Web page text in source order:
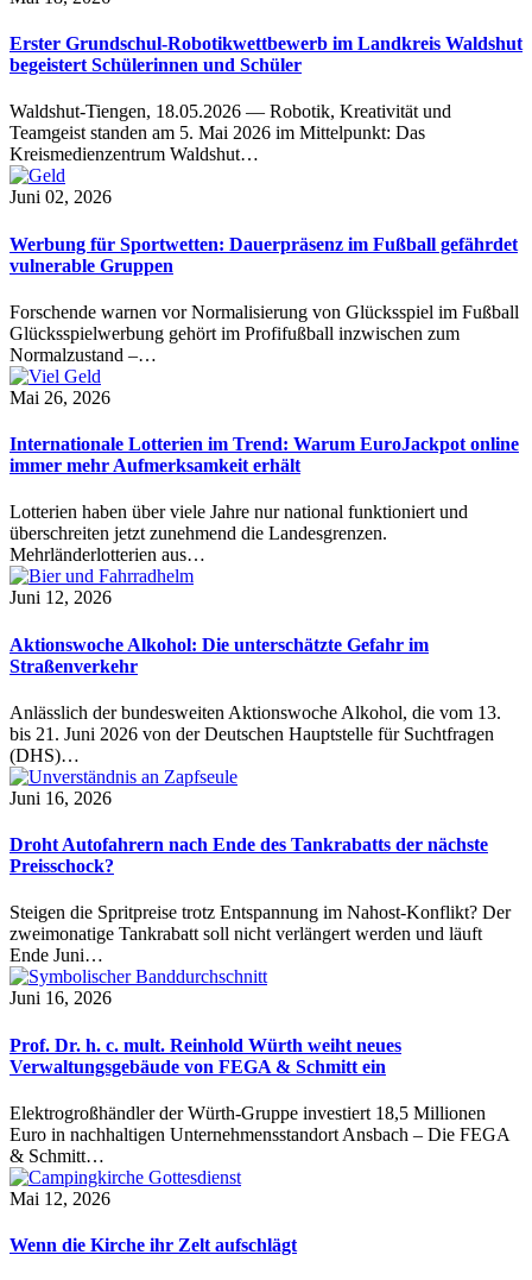
Erster Grundschul-Robotikwettbewerb im Landkreis Waldshut
begeistert Schülerinnen und Schüler
Waldshut-Tiengen, 18.05.2026 — Robotik, Kreativität und
Teamgeist standen am 5. Mai 2026 im Mittelpunkt: Das
Kreismedienzentrum Waldshut…
Juni 02, 2026
Werbung für Sportwetten: Dauerpräsenz im Fußball gefährdet
vulnerable Gruppen
Forschende warnen vor Normalisierung von Glücksspiel im Fußball
Glücksspielwerbung gehört im Profifußball inzwischen zum
Normalzustand –…
Mai 26, 2026
Internationale Lotterien im Trend: Warum EuroJackpot online
immer mehr Aufmerksamkeit erhält
Lotterien haben über viele Jahre nur national funktioniert und
überschreiten jetzt zunehmend die Landesgrenzen.
Mehrländerlotterien aus…
Juni 12, 2026
Aktionswoche Alkohol: Die unterschätzte Gefahr im
Straßenverkehr
Anlässlich der bundesweiten Aktionswoche Alkohol, die vom 13.
bis 21. Juni 2026 von der Deutschen Hauptstelle für Suchtfragen
(DHS)…
Juni 16, 2026
Droht Autofahrern nach Ende des Tankrabatts der nächste
Preisschock?
Steigen die Spritpreise trotz Entspannung im Nahost-Konflikt? Der
zweimonatige Tankrabatt soll nicht verlängert werden und läuft
Ende Juni…
Juni 16, 2026
Prof. Dr. h. c. mult. Reinhold Würth weiht neues
Verwaltungsgebäude von FEGA & Schmitt ein
Elektrogroßhändler der Würth-Gruppe investiert 18,5 Millionen
Euro in nachhaltigen Unternehmensstandort Ansbach – Die FEGA
& Schmitt…
Mai 12, 2026
Wenn die Kirche ihr Zelt aufschlägt